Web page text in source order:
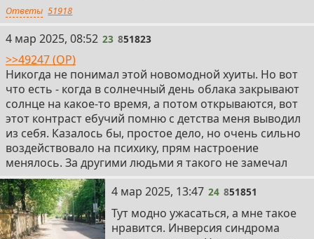
Ответы 51918
23
4 мар 2025, 08:52 23 851823
>>49247 (OP)
Никогда не понимал этой новомодной хуиты. Но вот
что есть - когда в солнечный день облака закрывают
солнце на какое-то время, а потом открываются, вот
этот контраст ебучий помню с детства меня выводил
из себя. Казалось бы, простое дело, но очень сильно
воздействовало на психику, прям настроение
менялось. За другими людьми я такого не замечал
24
4 мар 2025, 13:47 24 851851
Тут модно ужасаться, а мне такое
нравится. Инверсия синдрома